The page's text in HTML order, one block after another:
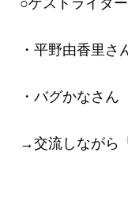
・平野由香里さ
・バグかなさん
→交流しながら